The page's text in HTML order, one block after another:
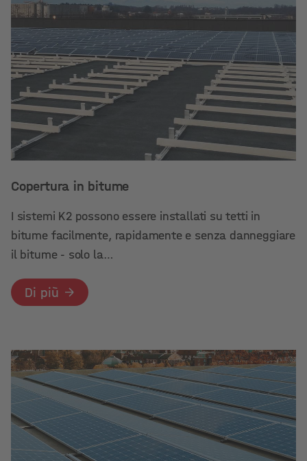
Copertura in bitume
I sistemi K2 possono essere installati su tetti in
bitume facilmente, rapidamente e senza danneggiare
il bitume - solo la…
Di più